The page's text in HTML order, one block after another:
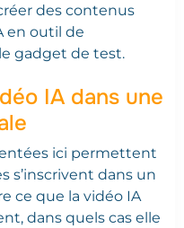
des contenus
en outil de
gadget de test.
IA dans une
ici permettent
s’inscrivent dans un
ce que la vidéo IA
dans quels cas elle